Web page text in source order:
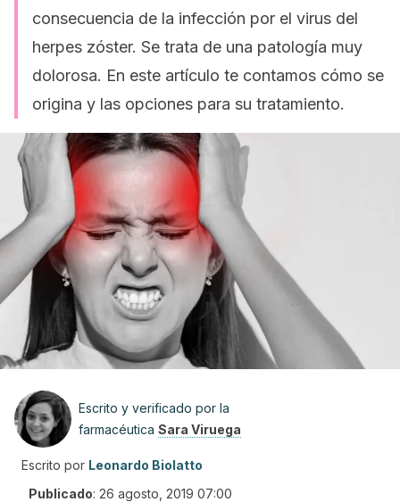
consecuencia de la infección por el virus del
herpes zóster. Se trata de una patología muy
dolorosa. En este artículo te contamos cómo se
origina y las opciones para su tratamiento.
Escrito y verificado por la
farmacéutica Sara Viruega
Escrito por Leonardo Biolatto
Publicado: 26 agosto, 2019 07:00